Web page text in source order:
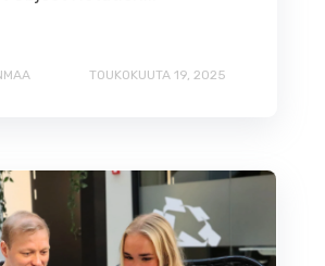
TOUKOKUUTA 19, 2025